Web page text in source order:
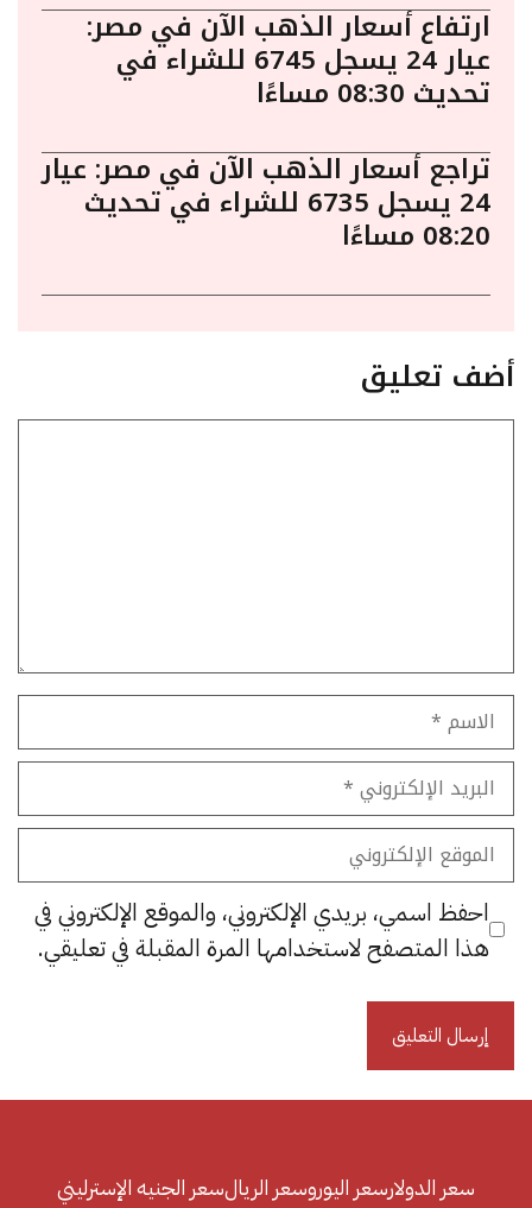
ارتفاع أسعار الذهب الآن في مصر:
عيار 24 يسجل 6745 للشراء في
تحديث 08:30 مساءًا
تراجع أسعار الذهب الآن في مصر: عيار
24 يسجل 6735 للشراء في تحديث
08:20 مساءًا
أضف تعليق
الاسم
البريد
الإلكتروني
الموقع
الإلكتروني
احفظ اسمي، بريدي الإلكتروني، والموقع الإلكتروني في
هذا المتصفح لاستخدامها المرة المقبلة في تعليقي.
سعر الدولارسعر اليوروسعر الريالسعر الجنيه الإسترليني